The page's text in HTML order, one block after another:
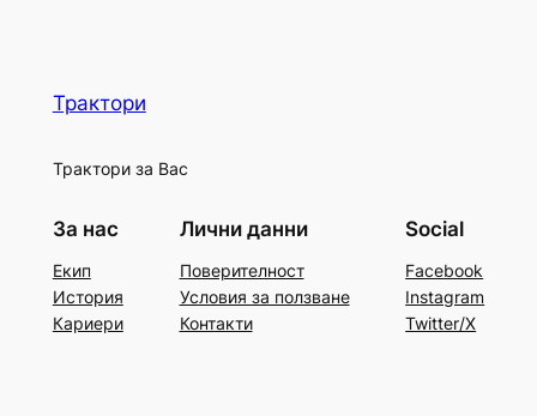
Трактори
Трактори за Вас
За нас
Екип
История
Кариери
Лични данни
Поверителност
Условия за ползване
Контакти
Social
Facebook
Instagram
Twitter/X